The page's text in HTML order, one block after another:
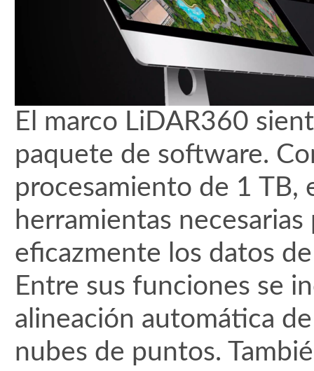
El marco LiDAR360
paquete de software.
procesamiento de 1 TB,
herramientas
eficazmente los datos
Entre sus funciones se
alineación automática
nubes de puntos.